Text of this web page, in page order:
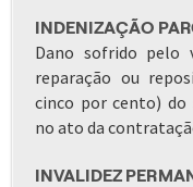
INDENIZAÇÃO
Dano sofrido pelo
reparação ou
cinco por cento) do
no ato da
INVALIDEZ